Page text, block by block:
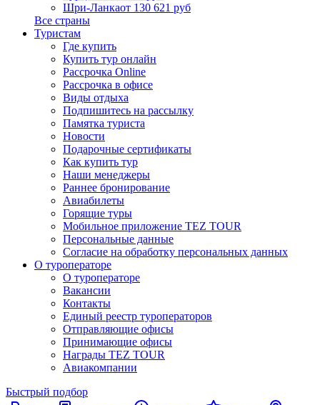
Шри-Ланкаот 130 621 руб
Все страны
Туристам
Где купить
Купить тур онлайн
Рассрочка Online
Рассрочка в офисе
Виды отдыха
Подпишитесь на рассылку
Памятка туриста
Новости
Подарочные сертификаты
Как купить тур
Наши менеджеры
Раннее бронирование
Авиабилеты
Горящие туры
Мобильное приложение TEZ TOUR
Персональные данные
Согласие на обработку персональных данных
О туроператоре
О туроператоре
Вакансии
Контакты
Единый реестр туроператоров
Отправляющие офисы
Принимающие офисы
Награды TEZ TOUR
Авиакомпании
Быстрый подбор